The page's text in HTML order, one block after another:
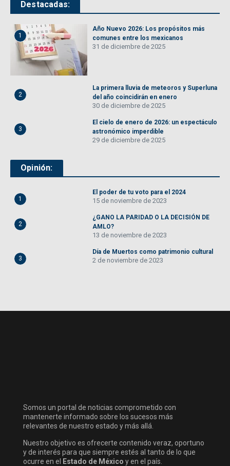
Destacadas:
1
Año Nuevo 2026: Los propósitos más
comunes entre los mexicanos
31 de diciembre de 2025
2
La primera lluvia de meteoros y Superluna
del año coincidirán en enero
30 de diciembre de 2025
3
El cielo de enero de 2026: un espectáculo
astronómico imperdible
29 de diciembre de 2025
Opinión:
1
El poder de tu voto para el 2024
15 de noviembre de 2023
2
¿GANO LA PARIDAD O LA DECISIÓN DE
AMLO?
13 de noviembre de 2023
3
Día de Muertos como patrimonio cultural
2 de noviembre de 2023
Somos un portal de noticias comprometido con
mantenerte informado sobre los sucesos más
relevantes de nuestro estado y más allá.
Nuestro objetivo es ofrecerte contenido veraz, oportuno
y de interés para que siempre estés al tanto de lo que
ocurre en el
Estado de México y en el país.